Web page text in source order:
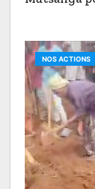
NOS ACTIONS